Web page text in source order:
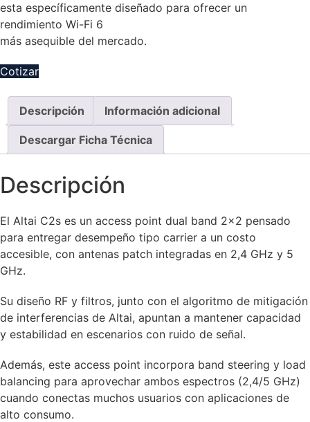
esta específicamente diseñado para ofrecer un
rendimiento Wi-Fi 6
más asequible del mercado.
Cotizar
Descripción Información adicional
Descargar Ficha Técnica
Descripción
El Altai C2s es un access point dual band 2×2 pensado
para entregar desempeño tipo carrier a un costo
accesible, con antenas patch integradas en 2,4 GHz y 5
GHz.
Su diseño RF y filtros, junto con el algoritmo de mitigación
de interferencias de Altai, apuntan a mantener capacidad
y estabilidad en escenarios con ruido de señal.
Además, este access point incorpora band steering y load
balancing para aprovechar ambos espectros (2,4/5 GHz)
cuando conectas muchos usuarios con aplicaciones de
alto consumo.